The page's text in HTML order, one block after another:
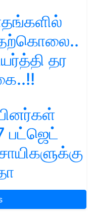
தற்கொலை..
தர
பட்ஜெட்